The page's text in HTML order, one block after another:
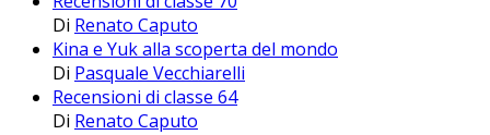
Di Renato Caputo
Kina e Yuk alla scoperta del mondo
Di Pasquale Vecchiarelli
Recensioni di classe 64
Di Renato Caputo